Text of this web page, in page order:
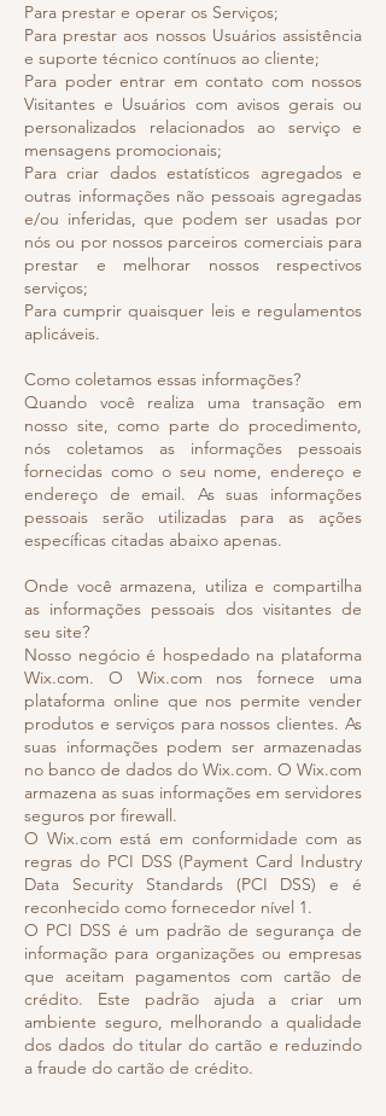
Para prestar e operar os Serviços;
Para prestar aos nossos Usuários assistência
e suporte técnico contínuos ao cliente;
Para poder entrar em contato com nossos
Visitantes e Usuários com avisos gerais ou
personalizados relacionados ao serviço e
mensagens promocionais;
Para criar dados estatísticos agregados e
outras informações não pessoais agregadas
e/ou inferidas, que podem ser usadas por
nós ou por nossos parceiros comerciais para
prestar e melhorar nossos respectivos
serviços;
Para cumprir quaisquer leis e regulamentos
aplicáveis.
Como coletamos essas informações?
Quando você realiza uma transação em
nosso site, como parte do procedimento,
nós coletamos as informações pessoais
fornecidas como o seu nome, endereço e
endereço de email. As suas informações
pessoais serão utilizadas para as ações
específicas citadas abaixo apenas.
Onde você armazena, utiliza e compartilha
as informações pessoais dos visitantes de
seu site?
Nosso negócio é hospedado na plataforma
Wix.com. O Wix.com nos fornece uma
plataforma online que nos permite vender
produtos e serviços para nossos clientes. As
suas informações podem ser armazenadas
no banco de dados do Wix.com. O Wix.com
armazena as suas informações em servidores
seguros por firewall.
O Wix.com está em conformidade com as
regras do PCI DSS (Payment Card Industry
Data Security Standards (PCI DSS) e é
reconhecido como fornecedor nível 1.
O PCI DSS é um padrão de segurança de
informação para organizações ou empresas
que aceitam pagamentos com cartão de
crédito. Este padrão ajuda a criar um
ambiente seguro, melhorando a qualidade
dos dados do titular do cartão e reduzindo
a fraude do cartão de crédito.